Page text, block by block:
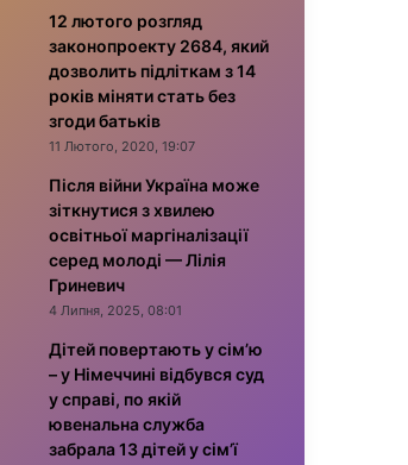
12 лютого розгляд
законопроекту 2684, який
дозволить підліткам з 14
років міняти стать без
згоди батьків
11 Лютого, 2020, 19:07
Після війни Україна може
зіткнутися з хвилею
освітньої маргіналізації
серед молоді — Лілія
Гриневич
4 Липня, 2025, 08:01
Дітей повертають у сім’ю
– у Німеччині відбувся суд
у справі, по якій
ювенальна служба
забрала 13 дітей у сім’ї